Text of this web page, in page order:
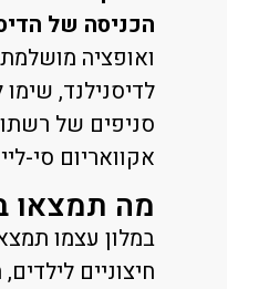
הכניסה של הדיסנילנד
ואופציה
לדיסנילנד,
סניפים של
אקוואריום סי-
מה תמצאו
במלון עצמו
חיצוניים